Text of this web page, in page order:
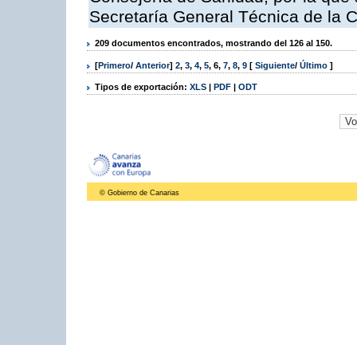
Secretaría General Técnica de la
209 documentos encontrados, mostrando del 126 al 150.
[Primero/ Anterior] 2, 3, 4, 5, 6, 7, 8, 9 [ Siguiente/ Último ]
Tipos de exportación: XLS | PDF | ODT
© Gobierno de Canarias